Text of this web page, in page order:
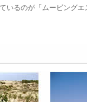
いるのが「ムービング